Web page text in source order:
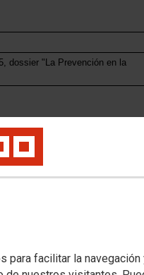
para facilitar la navegación
dossier "La Prevención en la
NÚMEROS